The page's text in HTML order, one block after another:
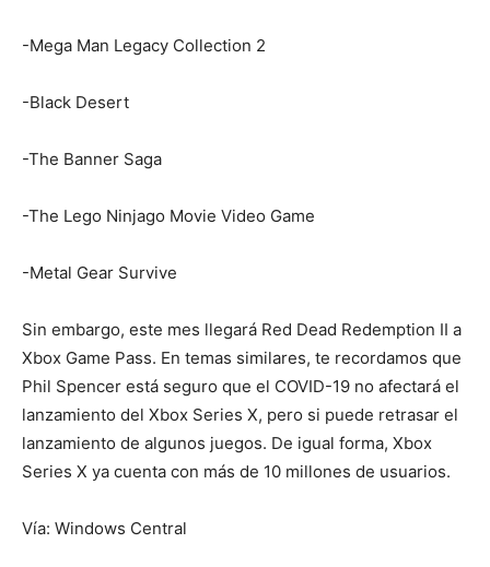
-Mega Man Legacy Collection 2
-Black Desert
-The Banner Saga
-The Lego Ninjago Movie Video Game
-Metal Gear Survive
Sin embargo, este mes llegará Red Dead Redemption II a
Xbox Game Pass. En temas similares, te recordamos que
Phil Spencer está seguro que el COVID-19 no afectará el
lanzamiento del Xbox Series X, pero si puede retrasar el
lanzamiento de algunos juegos. De igual forma, Xbox
Series X ya cuenta con más de 10 millones de usuarios.
Vía: Windows Central